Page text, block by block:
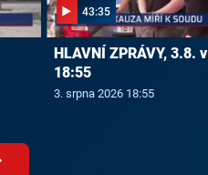
43:35
HLAVNÍ ZPRÁVY, 3.8. v
18:55
3. srpna 2026 18:55